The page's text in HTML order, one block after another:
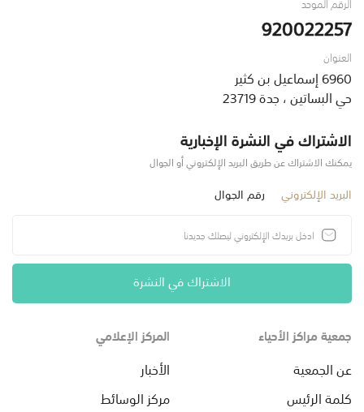
920022257
العنوان
6960 إسماعيل بن كثير
حي البساتين ، جدة 23719
الاشتراك في النشرة الإخبارية
يمكنك الاشتراك عن طريق البريد الإلكتروني أو الجوال
البريد الإلكتروني رقم الجوال
الاشتراك في النشرة
جمعية مراكز الأحياء
عن الجمعية
كلمة الرئيس
المركز الإعلامي
الأخبار
مركز الوسائط